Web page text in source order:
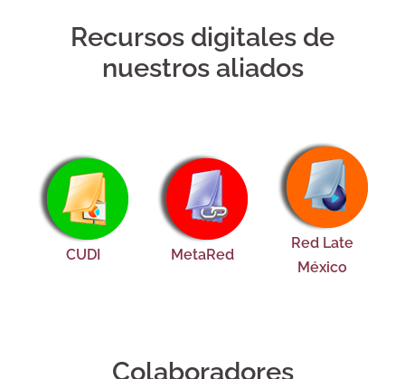
Recursos digitales de
nuestros aliados
CUDI MetaRed
Red Late
México
Colaboradores